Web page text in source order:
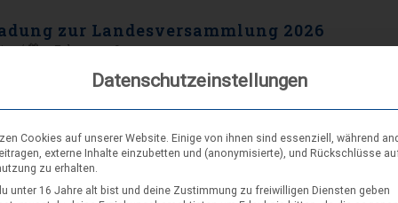
zur Landesversammlung 2026
11. Februar 2026
laden wir euch herzlich zur diesjährigen
des VCP Land Niedersachsen vom 13.-15. März 2026 im
Sachsenhain in Verden ein. Die wichtigsten Unterlagen dazu
Datenschutzeinstellungen
Cookies auf unserer Website. Einige von ihnen sind essenziell, während
externe Inhalte einzubetten und (anonymisierte), und Rückschlüsse
zu erhalten.
unter 16 Jahre alt bist und deine Zustimmung zu freiwilligen Diensten geben